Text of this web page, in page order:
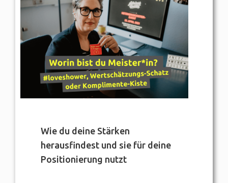
Wie du deine Stärken
herausfindest und sie für deine
Positionierung nutzt